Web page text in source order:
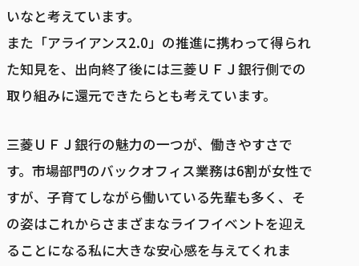
いなと考えています。
また「アライアンス2.0」の推進に携わって得られ
た知見を、出向終了後には三菱ＵＦＪ銀行側での
取り組みに還元できたらとも考えています。
三菱ＵＦＪ銀行の魅力の一つが、働きやすさで
す。市場部門のバックオフィス業務は6割が女性で
すが、子育てしながら働いている先輩も多く、そ
の姿はこれからさまざまなライフイベントを迎え
ることになる私に大きな安心感を与えてくれま